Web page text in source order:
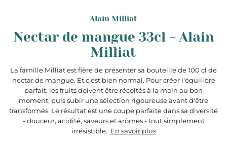
Alain Milliat
Nectar de mangue 33cl - Alain
Milliat
La famille Milliat est fière de présenter sa bouteille de 100 cl de
nectar de mangue. Et c'est bien normal. Pour créer l'équilibre
parfait, les fruits doivent être récoltés à la main au bon
moment, puis subir une sélection rigoureuse avant d'être
transformés. Le résultat est une coupe parfaite dans sa diversité
- douceur, acidité, saveurs et arômes - tout simplement
irrésistible. En savoir plus